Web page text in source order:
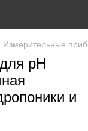
Измерительные
pH
и